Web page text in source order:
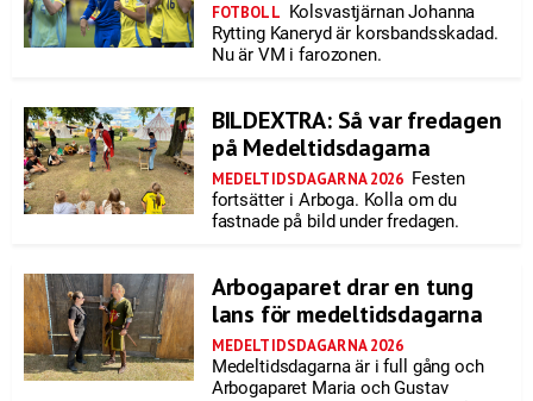
FOTBOLL Kolsvastjärnan Johanna
Rytting Kaneryd är korsbandsskadad.
Nu är VM i farozonen.
BILDEXTRA: Så var fredagen
på Medeltidsdagarna
MEDELTIDSDAGARNA 2026 Festen
fortsätter i Arboga. Kolla om du
fastnade på bild under fredagen.
Arbogaparet drar en tung
lans för medeltidsdagarna
MEDELTIDSDAGARNA 2026
Medeltidsdagarna är i full gång och
Arbogaparet Maria och Gustav